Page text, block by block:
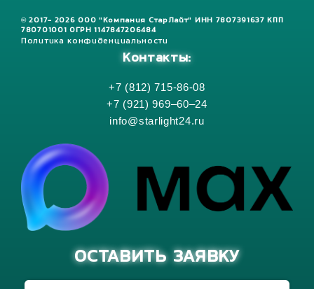
© 2017- 2026 ООО "Компания СтарЛайт" ИНН 7807391637 КПП
780701001 ОГРН 1147847206484
Политика конфиденциальности
Контакты:
+7 (812) 715-86-08
+7 (921) 969–60–24
info@starlight24.ru
ОСТАВИТЬ ЗАЯВКУ